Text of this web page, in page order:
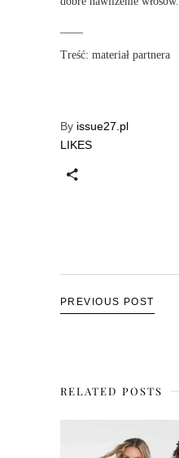
Treść: materiał partnera
By issue27.pl
LIKES
PREVIOUS POST
RELATED POSTS